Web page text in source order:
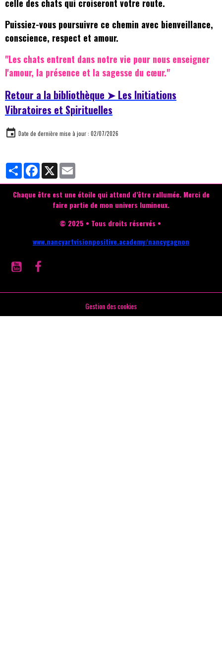
celle des chats qui croiseront votre route.
Puissiez-vous poursuivre ce chemin avec bienveillance,
conscience, respect et amour.
"Les chats entrent dans notre vie pour nous enseigner
l'amour, la présence et la sagesse du cœur."
Retour a la bibliothèque ➤ Les Initiations
Vibratoires et Spirituelles
Date de dernière mise à jour : 02/07/2026
PartagerFacebook
X
Chaque être est une étoile qui attend d’être rallumée. Merci de
faire partie de mon univers lumineux.
© 2025 • Tous droits réservés •
www.nancyartvisionpositive.academy/nancygagnon
Gestion des cookies